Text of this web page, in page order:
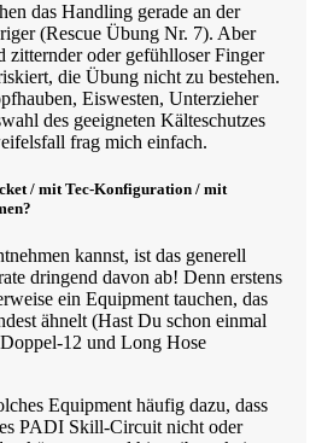
das Handling gerade an der
(Rescue Übung Nr. 7). Aber
zitternder oder gefühlloser Finger
die Übung nicht zu bestehen.
Eiswesten, Unterzieher
des geeigneten Kälteschutzes
frag mich einfach.
/ mit Tec-Konfiguration / mit
kannst, ist das generell
dringend davon ab! Denn erstens
ein Equipment tauchen, das
ähnelt (Hast Du schon einmal
12 und Long Hose
Equipment häufig dazu, dass
PADI Skill-Circuit nicht oder